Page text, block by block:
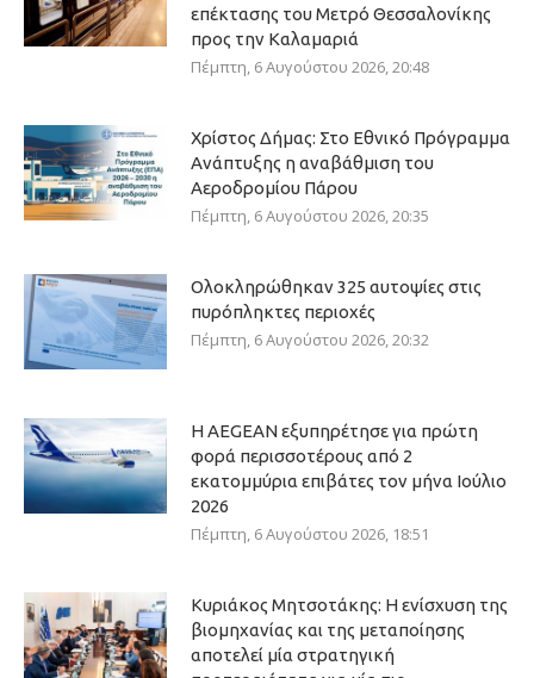
επέκτασης του Μετρό Θεσσαλονίκης
προς την Καλαμαριά
Πέμπτη, 6 Αυγούστου 2026, 20:48
Χρίστος Δήμας: Στο Εθνικό Πρόγραμμα
Ανάπτυξης η αναβάθμιση του
Αεροδρομίου Πάρου
Πέμπτη, 6 Αυγούστου 2026, 20:35
Ολοκληρώθηκαν 325 αυτοψίες στις
πυρόπληκτες περιοχές
Πέμπτη, 6 Αυγούστου 2026, 20:32
Η AEGEAN εξυπηρέτησε για πρώτη
φορά περισσοτέρους από 2
εκατομμύρια επιβάτες τον μήνα Ιούλιο
2026
Πέμπτη, 6 Αυγούστου 2026, 18:51
Κυριάκος Μητσοτάκης: Η ενίσχυση της
βιομηχανίας και της μεταποίησης
αποτελεί μία στρατηγική